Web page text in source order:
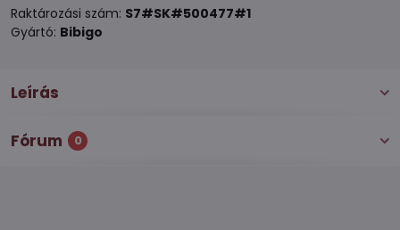
Raktározási szám: S7#SK#500477#1
Gyártó: Bibigo
Leírás
Fórum 0